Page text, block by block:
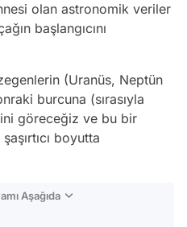
olan astronomik veriler
başlangıcını
(Uranüs, Neptün
burcuna (sırasıyla
göreceğiz ve bu bir
boyutta
Aşağıda